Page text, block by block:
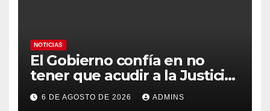
NOTICIAS
El Gobierno confía en no
tener que acudir a la Justicia
por el reparto de menores
mientras el PP pide la
6 DE AGOSTO DE 2026 ADMINS